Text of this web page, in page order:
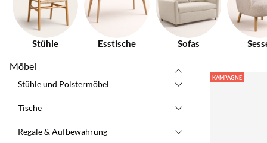
Stühle Esstische Sofas
Möbel
Stühle und Polstermöbel
Tische
Regale & Aufbewahrung
KAMPAGNE